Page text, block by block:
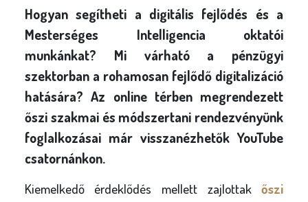
Hogyan segítheti a digitális fejlődés és a
Mesterséges Intelligencia oktatói
munkánkat? Mi várható a pénzügyi
szektorban a rohamosan fejlődő digitalizáció
hatására? Az online térben megrendezett
őszi szakmai és módszertani rendezvényünk
foglalkozásai már visszanézhetők YouTube
csatornánkon.
Kiemelkedő érdeklődés mellett zajlottakőszi